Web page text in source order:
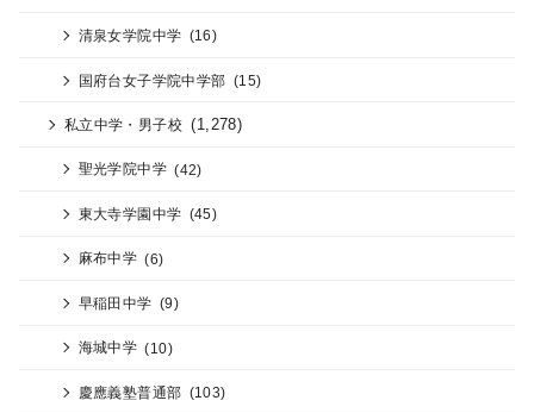
清泉女学院中学 (16)
国府台女子学院中学部 (15)
私立中学・男子校 (1,278)
聖光学院中学 (42)
東大寺学園中学 (45)
麻布中学 (6)
早稲田中学 (9)
海城中学 (10)
慶應義塾普通部 (103)